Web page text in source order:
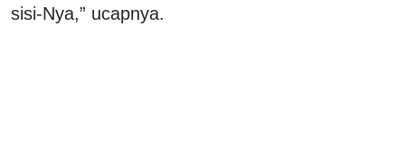
sisi-Nya,” ucapnya.